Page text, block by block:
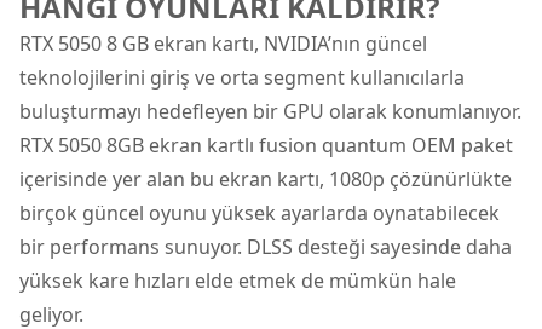
RTX 5050 8 GB ekran kartı, NVIDIA’nın güncel
teknolojilerini giriş ve orta segment kullanıcılarla
buluşturmayı hedefleyen bir GPU olarak konumlanıyor.
RTX 5050 8GB ekran kartlı fusion quantum OEM paket
içerisinde yer alan bu ekran kartı, 1080p çözünürlükte
birçok güncel oyunu yüksek ayarlarda oynatabilecek
bir performans sunuyor. DLSS desteği sayesinde daha
yüksek kare hızları elde etmek de mümkün hale
geliyor.